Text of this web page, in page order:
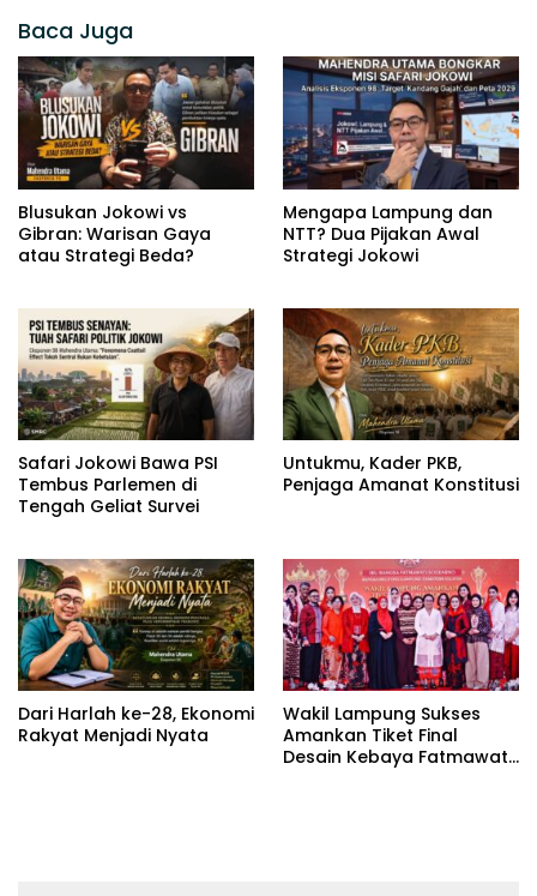
Baca Juga
Blusukan Jokowi vs
Gibran: Warisan Gaya
atau Strategi Beda?
Mengapa Lampung dan
NTT? Dua Pijakan Awal
Strategi Jokowi
Safari Jokowi Bawa PSI
Tembus Parlemen di
Tengah Geliat Survei
Untukmu, Kader PKB,
Penjaga Amanat Konstitusi
Dari Harlah ke-28, Ekonomi
Rakyat Menjadi Nyata
Wakil Lampung Sukses
Amankan Tiket Final
Desain Kebaya Fatmawati